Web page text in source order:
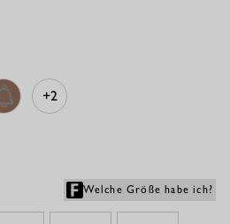
+2
Welche Größe habe ich?